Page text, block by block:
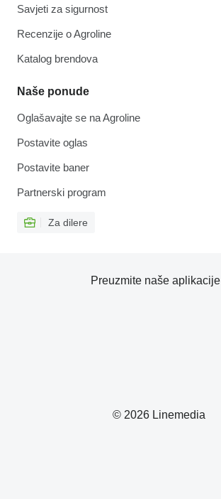
Savjeti za sigurnost
Recenzije o Agroline
Katalog brendova
Naše ponude
Oglašavajte se na Agroline
Postavite oglas
Postavite baner
Partnerski program
Za dilere
© 2026 Linemedia
Preuzmite naše aplikacije